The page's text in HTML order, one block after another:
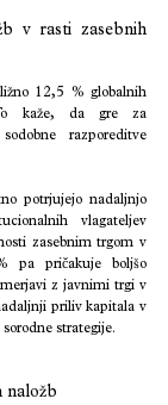
v rasti zasebnih
12,5 % globalnih
kaže, da gre za
razporeditve
potrjujejo nadaljnjo
vlagateljev
zasebnim trgom v
pa pričakuje boljšo
z javnimi trgi v
priliv kapitala v
strategije.
naložb